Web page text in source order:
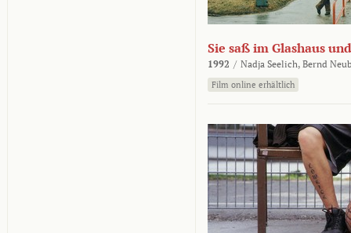
Sie saß im Glashaus
1992 / Nadja Seelich, Bernd
Film online erhältlich